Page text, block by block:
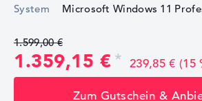
System
Microsoft Windows 11
1.599,00 €
1.359,15 € 239,85 € (15
Zum Gutschein &